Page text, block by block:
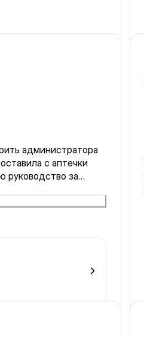
администратора
с аптечки